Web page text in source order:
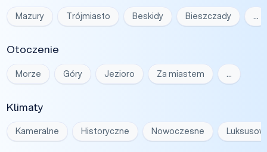
Mazury Trójmiasto Beskidy Bieszczady …
Otoczenie
Morze Góry Jezioro Za miastem …
Klimaty
Kameralne Historyczne Nowoczesne